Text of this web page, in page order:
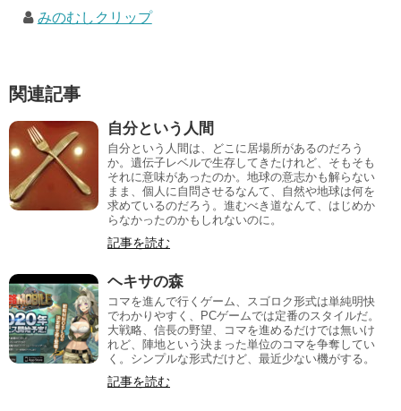
みのむしクリップ
関連記事
自分という人間
自分という人間は、どこに居場所があるのだろう
か。遺伝子レベルで生存してきたけれど、そもそも
それに意味があったのか。地球の意志かも解らない
まま、個人に自問させるなんて、自然や地球は何を
求めているのだろう。進むべき道なんて、はじめか
らなかったのかもしれないのに。
記事を読む
ヘキサの森
コマを進んで行くゲーム、スゴロク形式は単純明快
でわかりやすく、PCゲームでは定番のスタイルだ。
大戦略、信長の野望、コマを進めるだけでは無いけ
れど、陣地という決まった単位のコマを争奪してい
く。シンプルな形式だけど、最近少ない機がする。
記事を読む